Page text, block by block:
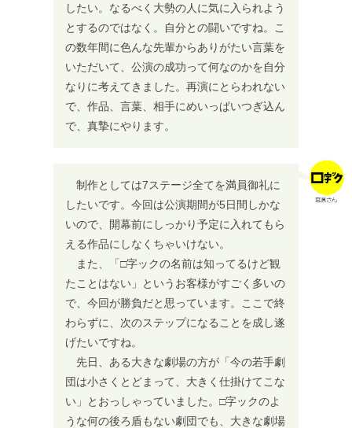
したい。なるべく大勢の人に気に入られよう
とするのではなく。自分との闘いですね。こ
の数年間に色んな先輩からありがたい言葉を
いただいて、公演の成功って何なのかを自分
なりに考えてきました。再演にとらわれない
で、作品、言葉、相手にめいっぱいつぎ込ん
で、真摯にやります。
制作としては7ステージ全てを満員御礼に
したいです。今回は公演期間が5日間しかな
いので、開幕前にしっかり予定に入れてもら
える作品にしなくちゃいけない。
また、「□字ックの名前は知ってるけど観
たことはない」というお客様がすごく多いの
で、今回が勝負だと思っています。ここで終
わらずに、次のステップになることを成し遂
げたいですね。
先日、ある大きな劇場の方が「今の若手劇
団は小さくとどまって、大きく仕掛けてこな
い」とおっしゃっていました。□字ックのよ
うな何の後ろ盾もない劇団でも、大きな劇場